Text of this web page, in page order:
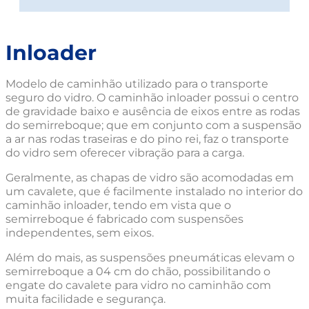
Inloader
Modelo de caminhão utilizado para o transporte
seguro do vidro. O caminhão inloader possui o centro
de gravidade baixo e ausência de eixos entre as rodas
do semirreboque; que em conjunto com a suspensão
a ar nas rodas traseiras e do pino rei, faz o transporte
do vidro sem oferecer vibração para a carga.
Geralmente, as chapas de vidro são acomodadas em
um cavalete, que é facilmente instalado no interior do
caminhão inloader, tendo em vista que o
semirreboque é fabricado com suspensões
independentes, sem eixos.
Além do mais, as suspensões pneumáticas elevam o
semirreboque a 04 cm do chão, possibilitando o
engate do cavalete para vidro no caminhão com
muita facilidade e segurança.